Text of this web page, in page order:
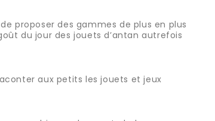
proposer des gammes de plus en plus
du jour des jouets d’antan autrefois
aux petits les jouets et jeux